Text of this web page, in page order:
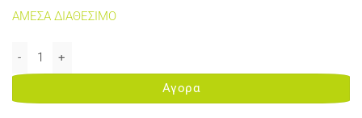
ΑΜΕΣΑ ΔΙΑΘΕΣΙΜΟ
SAMSUNG CLP620/670/CLX6220/6250 CHIP CYAN 4K CLT-C5082L
Αγορα